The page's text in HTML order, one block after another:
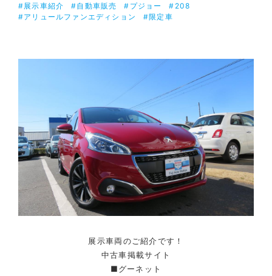
#展示車紹介 #自動車販売 #プジョー
#208
#アリュールファンエディション
#限定車
展示車両のご紹介です！
中古車掲載サイト
■グーネット